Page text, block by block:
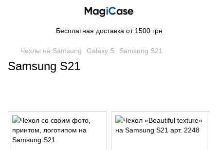
Бесплатная доставка от 1500 грн
Чехлы на Samsung Galaxy S Samsung S21
Samsung S21